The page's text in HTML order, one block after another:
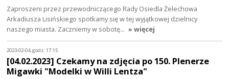
Zaproszeni przez przewodniczącego Rady Osiedla Żelechowa
Arkadiusza Lisińskiego spotkamy się w tej wyjątkowej dzielnicy
naszego miasta. Zaczniemy w sobotę… » więcej
2023-02-04, godz. 17:15
[04.02.2023] Czekamy na zdjęcia po 150. Plenerze
Migawki "Modelki w Willi Lentza"